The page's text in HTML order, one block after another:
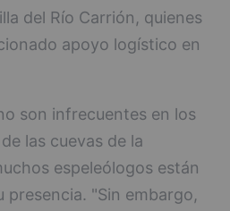
del Río Carrión, quienes
apoyo logístico en
son infrecuentes en los
las cuevas de la
espeleólogos están
presencia. "Sin embargo,